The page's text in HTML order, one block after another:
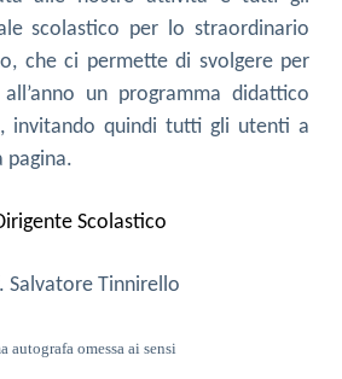
scolastico per lo straordinario
che ci permette di svolgere per
un programma didattico
invitando quindi tutti gli utenti a
pagina.
Scolastico
Salvatore Tinnirello
autografa omessa ai sensi